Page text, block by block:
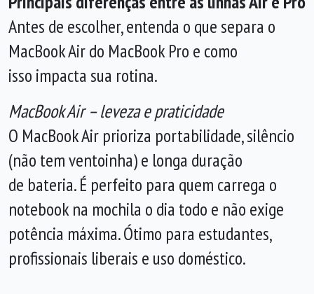
Antes de escolher, entenda o que separa o
MacBook Air do MacBook Pro e como
isso impacta sua rotina.
MacBook Air – leveza e praticidade
O MacBook Air prioriza portabilidade, silêncio
(não tem ventoinha) e longa duração
de bateria. É perfeito para quem carrega o
notebook na mochila o dia todo e não exige
potência máxima. Ótimo para estudantes,
profissionais liberais e uso doméstico.